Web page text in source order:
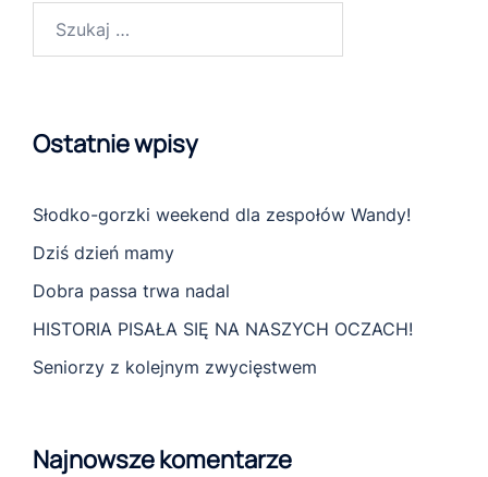
Ostatnie wpisy
Słodko-gorzki weekend dla zespołów Wandy!
Dziś dzień mamy
Dobra passa trwa nadal
HISTORIA PISAŁA SIĘ NA NASZYCH OCZACH!
Seniorzy z kolejnym zwycięstwem
Najnowsze komentarze